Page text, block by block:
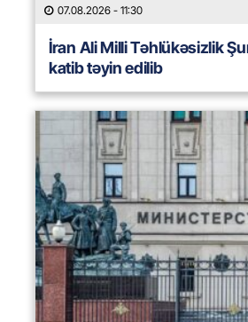
07.08.2026 - 11:30
İran Ali Milli Təhlükəsizlik
katib təyin edilib